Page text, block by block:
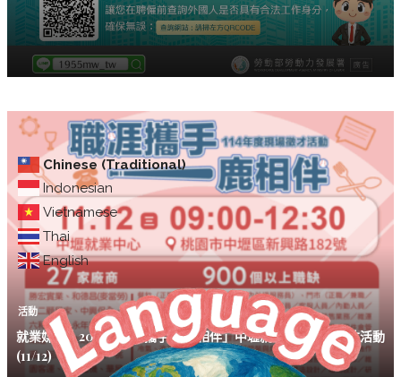
Chinese (Traditional)
Indonesian
Vietnamese
Thai
English
活動
就業媒合｜2025「職涯攜手 一鹿相伴」中壢就業中心在地徵才活動
(11/12)